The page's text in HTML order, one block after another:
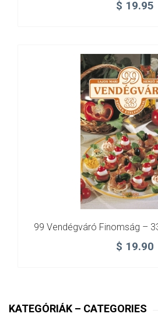
$ 19.95
99 Vendégváró Finomság –
$ 19.90
KATEGÓRIÁK – CATEGORIES